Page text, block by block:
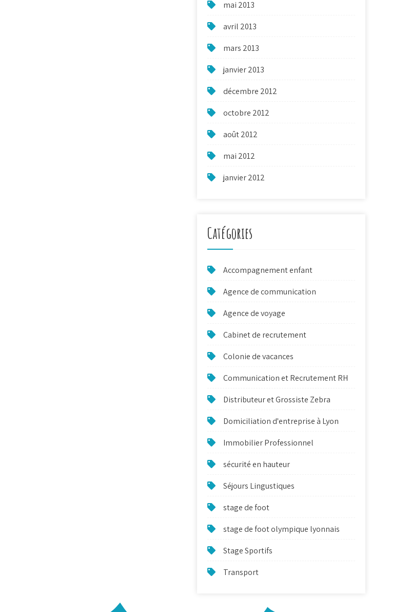
mai 2013
avril 2013
mars 2013
janvier 2013
décembre 2012
octobre 2012
août 2012
mai 2012
janvier 2012
Catégories
Accompagnement enfant
Agence de communication
Agence de voyage
Cabinet de recrutement
Colonie de vacances
Communication et Recrutement RH
Distributeur et Grossiste Zebra
Domiciliation d'entreprise à Lyon
Immobilier Professionnel
sécurité en hauteur
Séjours Lingustiques
stage de foot
stage de foot olympique lyonnais
Stage Sportifs
Transport